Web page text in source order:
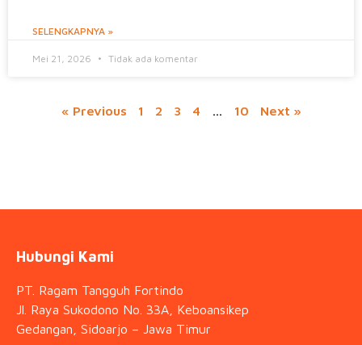
SELENGKAPNYA »
Mei 21, 2026 Tidak ada komentar
« Previous 1 2 3 4 … 10 Next »
Hubungi Kami
PT. Ragam Tangguh Fortindo
Jl. Raya Sukodono No. 33A, Keboansikep
Gedangan, Sidoarjo – Jawa Timur